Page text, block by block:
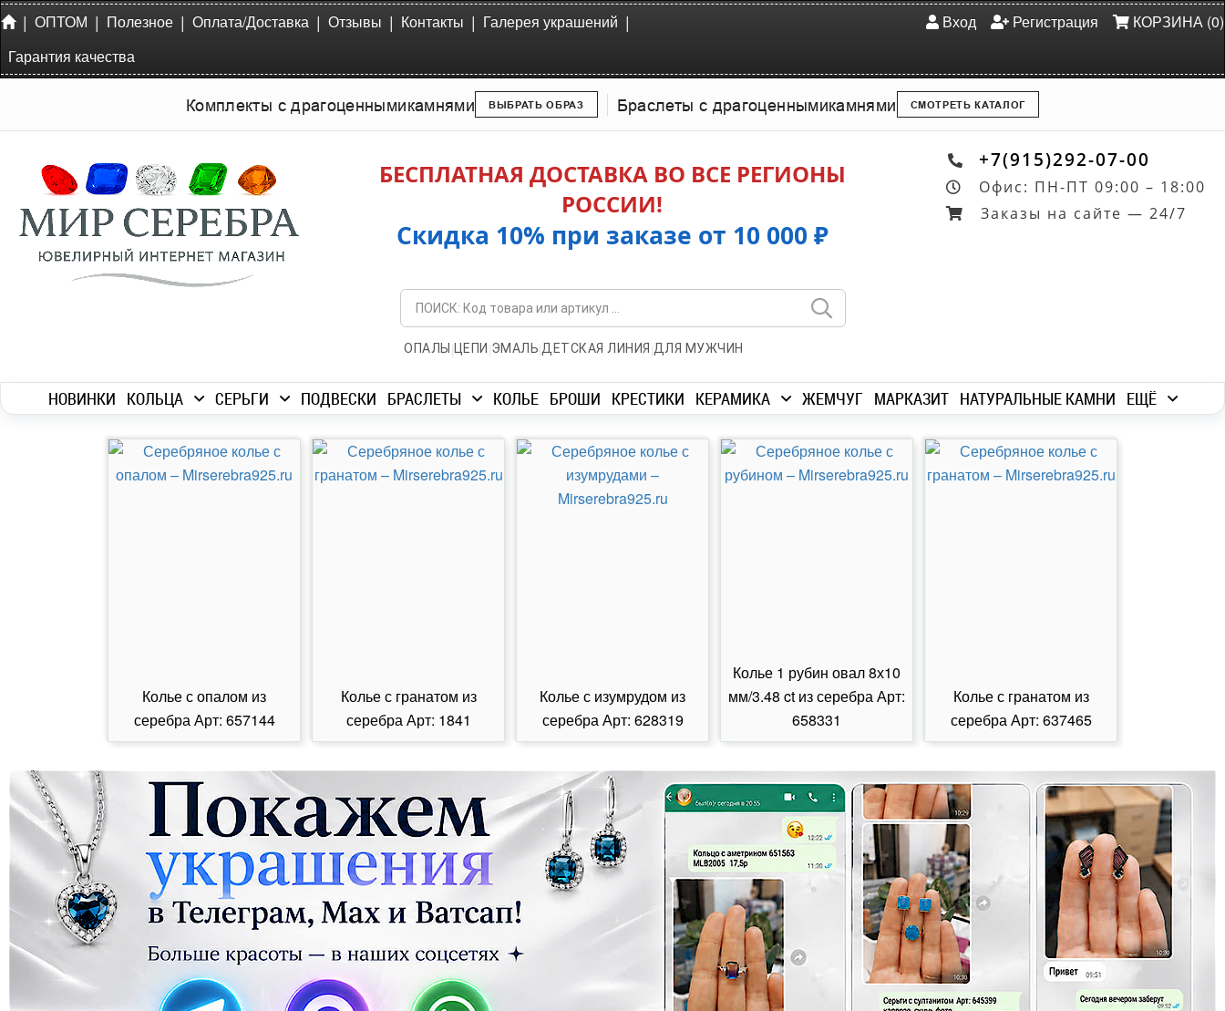
| ОПТОМ | Полезное | Оплата/Доставка | Отзывы | Контакты | Галерея украшений |
Гарантия качества
Вход Регистрация КОРЗИНА (0)
Комплекты с драгоценнымикамнями ВЫБРАТЬ ОБРАЗ Браслеты с драгоценнымикамнями СМОТРЕТЬ КАТАЛОГ
БЕСПЛАТНАЯ ДОСТАВКА ВО ВСЕ РЕГИОНЫ
РОССИИ!
Скидка 10% при заказе от 10 000 ₽
ОПАЛЫ | ЦЕПИ |ЭМАЛЬ|ДЕТСКАЯ ЛИНИЯ |ДЛЯ МУЖЧИН
+7(915)292-07-00
Офис: ПН-ПТ 09:00 – 18:00
Заказы на сайте — 24/7
НОВИНКИ КОЛЬЦА СЕРЬГИ ПОДВЕСКИ БРАСЛЕТЫ КОЛЬЕ БРОШИ КРЕСТИКИ КЕРАМИКА ЖЕМЧУГ МАРКАЗИТ НАТУРАЛЬНЫЕ КАМНИ ЕЩЁ
Колье с опалом из
серебра Арт: 657144
Колье с гранатом из
серебра Арт: 1841
Колье с изумрудом из
серебра Арт: 628319
Колье 1 рубин овал 8х10
мм/3.48 ct из серебра Арт:
658331
Колье с гранатом из
серебра Арт: 637465